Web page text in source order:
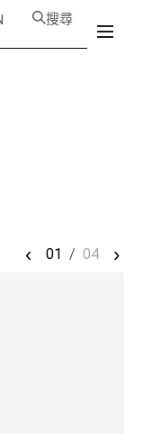
搜尋
‹ 01 / 04 ›